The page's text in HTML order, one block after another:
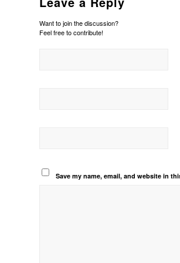
Want to join the discussion?
Feel free to contribute!
Save my name, email, and website in